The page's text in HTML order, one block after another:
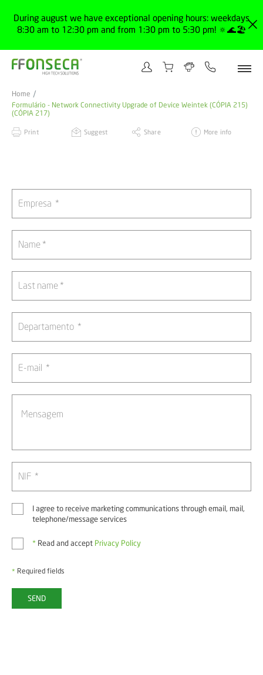
During august we have exceptional opening hours: weekdays
8:30 am to 12:30 pm and from 1:30 pm to 5:30 pm! 🔅🌊🏖️
Home
Formulário - Network Connectivity Upgrade of Device Weintek (CÓPIA 215)
(CÓPIA 217)
Print Suggest Share More info
I agree to receive marketing communications through email, mail,
telephone/message services
* Read and accept Privacy Policy
* Required fields
SEND